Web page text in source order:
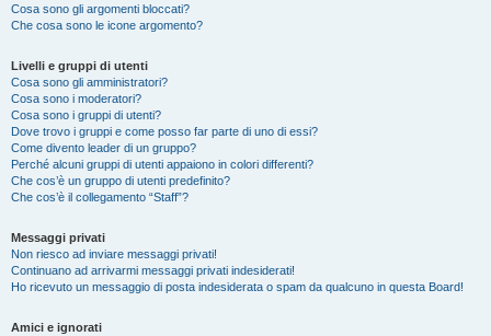
Cosa sono gli argomenti bloccati?
Che cosa sono le icone argomento?
Livelli e gruppi di utenti
Cosa sono gli amministratori?
Cosa sono i moderatori?
Cosa sono i gruppi di utenti?
Dove trovo i gruppi e come posso far parte di uno di essi?
Come divento leader di un gruppo?
Perché alcuni gruppi di utenti appaiono in colori differenti?
Che cos’è un gruppo di utenti predefinito?
Che cos’è il collegamento “Staff”?
Messaggi privati
Non riesco ad inviare messaggi privati!
Continuano ad arrivarmi messaggi privati indesiderati!
Ho ricevuto un messaggio di posta indesiderata o spam da qualcuno in questa Board!
Amici e ignorati